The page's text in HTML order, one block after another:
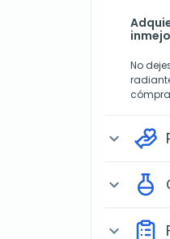
No
expand_more
expand_more
expand_more